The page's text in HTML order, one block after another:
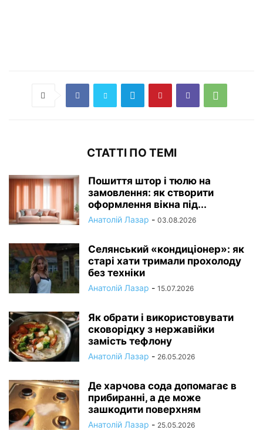
СТАТТІ ПО ТЕМІ
Пошиття штор і тюлю на
замовлення: як створити
оформлення вікна під...
Анатолій Лазар - 03.08.2026
Селянський «кондиціонер»: як
старі хати тримали прохолоду
без техніки
Анатолій Лазар - 15.07.2026
Як обрати і використовувати
сковорідку з нержавійки
замість тефлону
Анатолій Лазар - 26.05.2026
Де харчова сода допомагає в
прибиранні, а де може
зашкодити поверхням
Анатолій Лазар - 25.05.2026